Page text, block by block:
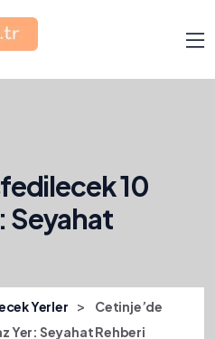
10
Seyahat
Yerler >
Cetinje’de
Yer: Seyahat Rehberi